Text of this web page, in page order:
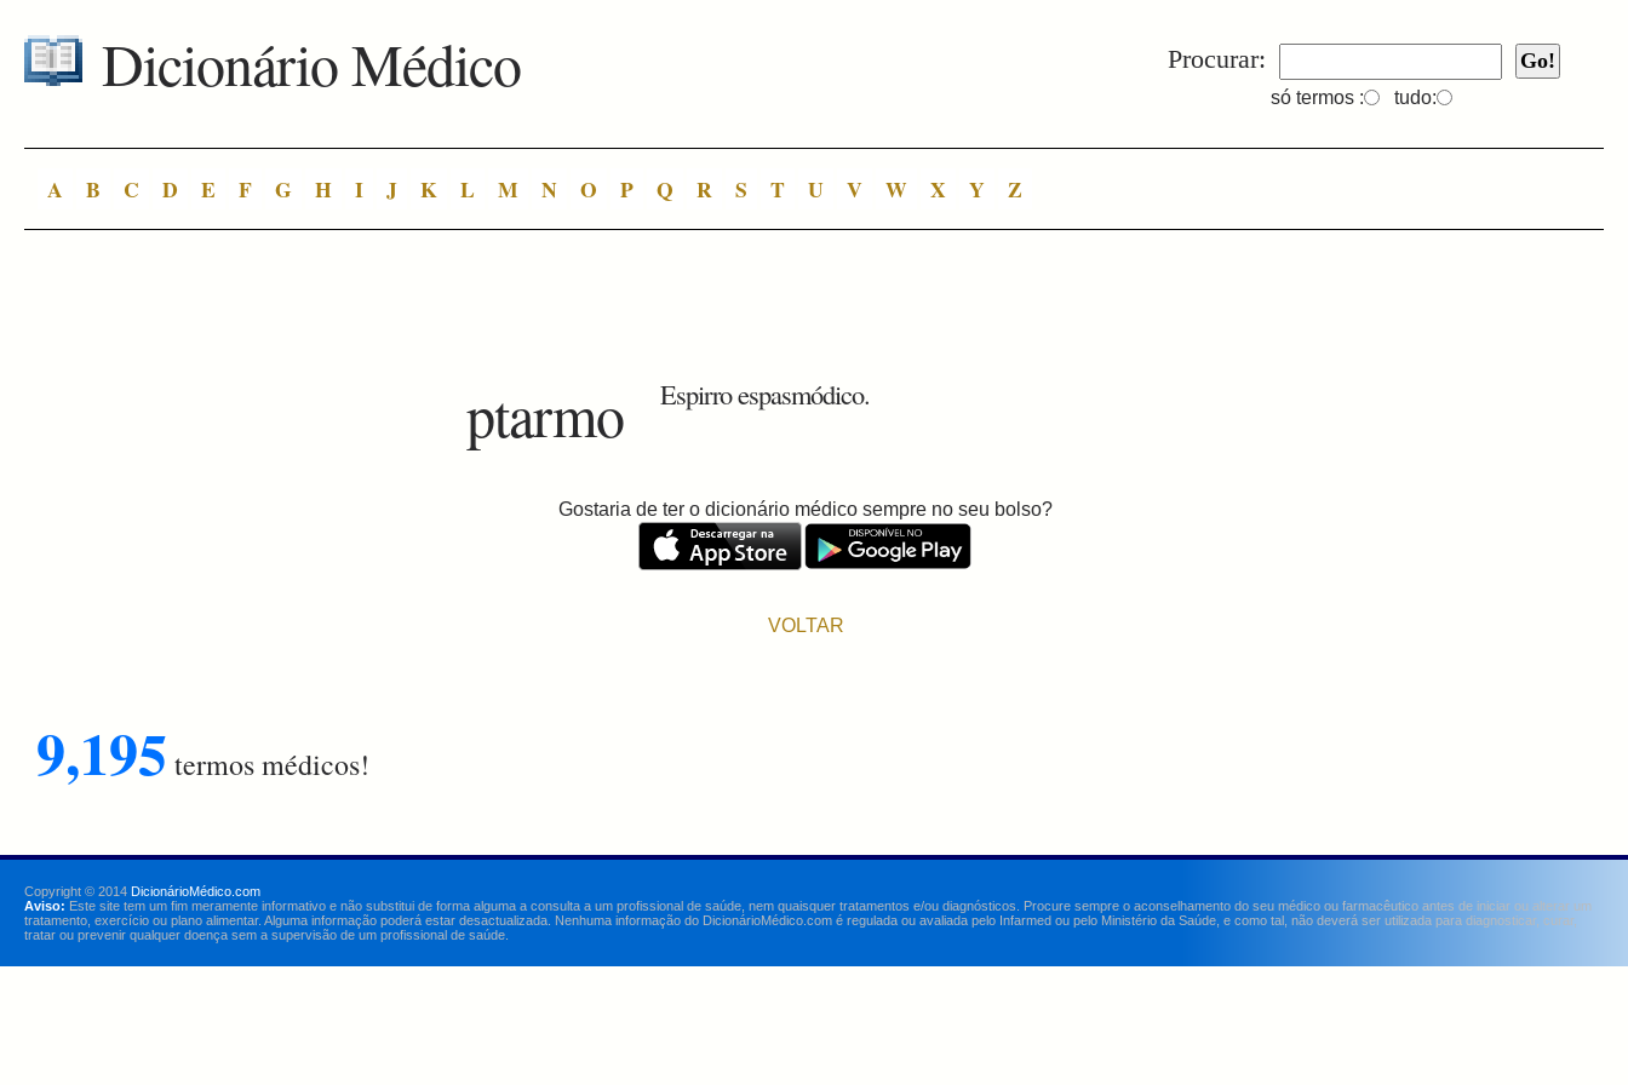
Procurar:
só termos : tudo:
Dicionário Médico
A B C D E F G H I J K L M N O P Q R S T U V W X Y Z
ptarmo Espirro espasmódico.
Gostaria de ter o dicionário médico sempre no seu bolso?
VOLTAR
9,195 termos médicos!
Copyright © 2014 DicionárioMédico.com
Aviso: Este site tem um fim meramente informativo e não substitui de forma alguma a consulta a um profissional de saúde, nem quaisquer tratamentos e/ou diagnósticos. Procure sempre o aconselhamento do seu médico ou farmacêutico antes de iniciar ou alterar um
tratamento, exercício ou plano alimentar. Alguma informação poderá estar desactualizada. Nenhuma informação do DicionárioMédico.com é regulada ou avaliada pelo Infarmed ou pelo Ministério da Saúde, e como tal, não deverá ser utilizada para diagnosticar, curar,
tratar ou prevenir qualquer doença sem a supervisão de um profissional de saúde.